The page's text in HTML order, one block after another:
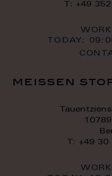
T: +49
TODAY:
meissen
T: +49